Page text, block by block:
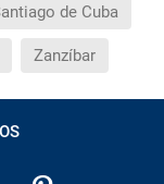
de Cuba
Zanzíbar